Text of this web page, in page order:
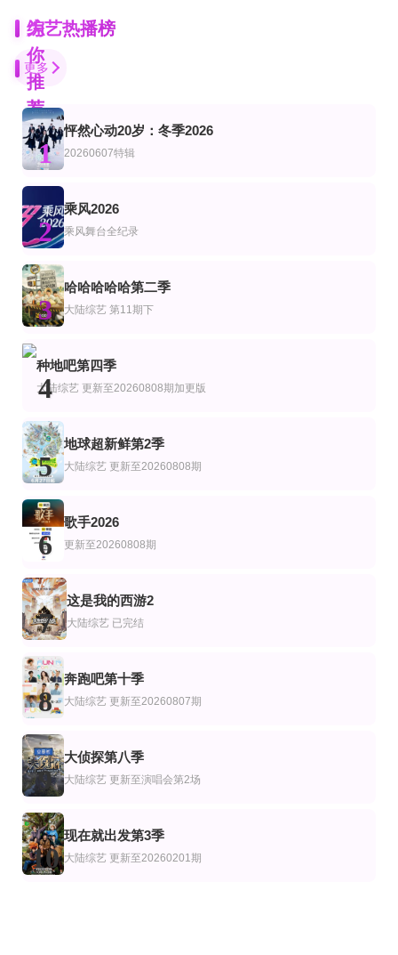
为
你
推
荐
已完结
山山田田间2024
已完结 共12期
了不起的孩子第一季
第65期完结
爱情岛第十二季
第7期完结
东北大案纪实
第7期完结
四个婚礼第二季
Troy Hall
连载中 连载到14期
忙忙碌碌寻宝藏第二季
杨迪,庞博,王安宇,田曦薇,武艺
完结
生来为何
Ard Louis,David Malone
更新至20260807期
国医少年志第3季
陈妍希,夏之光,高卿尘,李雅娟
第12期
WANNA·ONE GO 第二季
姜丹尼尔,朴志训,李大辉,金在奂,邕圣祐,朴佑镇,赖冠霖,尹智圣,黄旼炫,裴珍映,河
第6期完结
兽医侦探第一季
劳伦·阿德尔曼
第6期高分舞台纯享合集
喜剧之王单口季第三季
庞博,郭麒麟,黄渤,马思纯
连载中 连载到23期
明星算算锅
孙协志
密室大逃脱8大神版
大张伟,许凯,周笔畅,彭昱畅,张真源
寻找家香味粤语
陈贝儿,林溥來
科探秘动物星球：高山上的白色精灵雪豹
综艺热播榜
更多
1
怦然心动20岁：冬季2026
20260607特辑
2
乘风2026
乘风舞台全纪录
3
哈哈哈哈哈第二季
大陆综艺 第11期下
4
种地吧第四季
大陆综艺 更新至20260808期加更版
5
地球超新鲜第2季
大陆综艺 更新至20260808期
6
歌手2026
更新至20260808期
7
这是我的西游2
大陆综艺 已完结
8
奔跑吧第十季
大陆综艺 更新至20260807期
9
大侦探第八季
大陆综艺 更新至演唱会第2场
10
现在就出发第3季
大陆综艺 更新至20260201期